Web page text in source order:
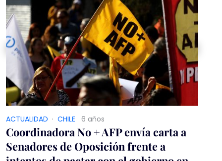
ACTUALIDAD · CHILE 6 años
Coordinadora No + AFP envía carta a
Senadores de Oposición frente a